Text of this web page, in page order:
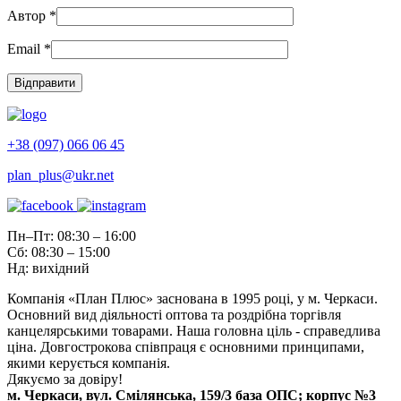
Автор *
Email *
+38 (097) 066 06 45
plan_plus@ukr.net
Пн–Пт: 08:30 – 16:00
Сб: 08:30 – 15:00
Нд: вихідний
Компанія «План Плюс» заснована в 1995 році, у м. Черкаси.
Основний вид діяльності оптова та роздрібна торгівля
канцелярськими товарами. Наша головна ціль - справедлива
ціна. Довгострокова співпраця є основними принципами,
якими керується компанія.
Дякуємо за довіру!
м. Черкаси, вул. Смілянська, 159/3 база ОПС; корпус №3